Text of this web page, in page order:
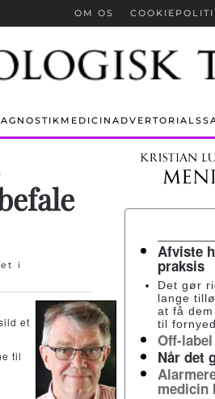
OM OS
MEDICIN ADVERTORIALS
i
et
til
Afviste
praksis
Det gør
lange
at få
til
Off-
Når det
medicin